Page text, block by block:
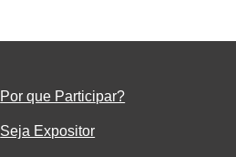
Por que Participar?
Seja Expositor